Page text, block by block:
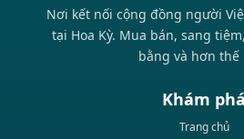
Nơi kết nối cộng đồng người
tại Hoa Kỳ. Mua bán, sang
bằng và hơn thế
Khám phá
Trang chủ